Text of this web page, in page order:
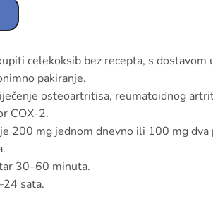
celekoksib bez recepta, s dostavom
pakiranje.
osteoartritisa, reumatoidnog
COX-2.
200 mg jednom dnevno ili 100 mg dva
30–60 minuta.
sata.